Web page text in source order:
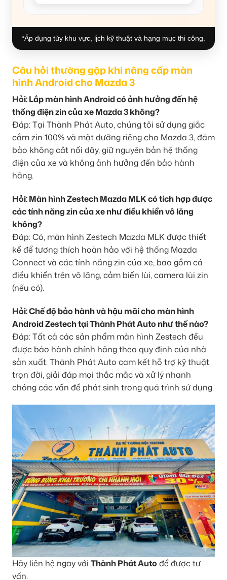
*Áp dụng tùy khu vực, lịch kỹ thuật và hạng mục thi công.
Câu hỏi thường gặp khi nâng cấp màn
hình Android cho Mazda 3
Hỏi: Lắp màn hình Android có ảnh hưởng đến hệ
thống điện zin của xe Mazda 3 không?
Đáp: Tại Thành Phát Auto, chúng tôi sử dụng giắc
cắm zin 100% và mặt dưỡng riêng cho Mazda 3, đảm
bảo không cắt nối dây, giữ nguyên bản hệ thống
điện của xe và không ảnh hưởng đến bảo hành
hãng.
Hỏi: Màn hình Zestech Mazda MLK có tích hợp được
các tính năng zin của xe như điều khiển vô lăng
không?
Đáp: Có, màn hình Zestech Mazda MLK được thiết
kế để tương thích hoàn hảo với hệ thống Mazda
Connect và các tính năng zin của xe, bao gồm cả
điều khiển trên vô lăng, cảm biến lùi, camera lùi zin
(nếu có).
Hỏi: Chế độ bảo hành và hậu mãi cho màn hình
Android Zestech tại Thành Phát Auto như thế nào?
Đáp: Tất cả các sản phẩm màn hình Zestech đều
được bảo hành chính hãng theo quy định của nhà
sản xuất. Thành Phát Auto cam kết hỗ trợ kỹ thuật
trọn đời, giải đáp mọi thắc mắc và xử lý nhanh
chóng các vấn đề phát sinh trong quá trình sử dụng.
Hãy liên hệ ngay với Thành Phát Auto để được tư
vấn.